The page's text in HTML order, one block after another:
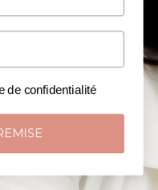
de confidentialité